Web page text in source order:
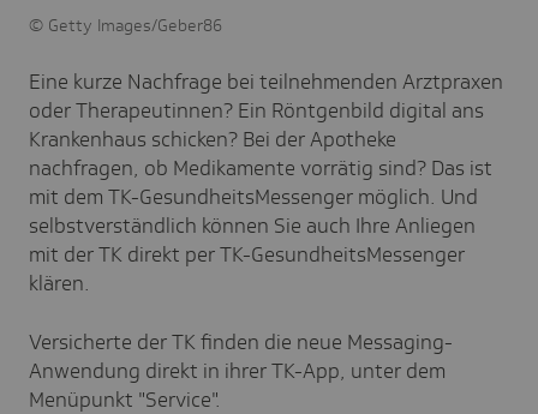
Getty Images/Geber86
Eine kurze Nachfrage bei teilnehmenden Arztpraxen
oder Therapeutinnen? Ein Röntgenbild digital ans
Krankenhaus schicken? Bei der Apotheke
nachfragen, ob Medikamente vorrätig sind? Das ist
mit dem TK-GesundheitsMessenger möglich. Und
selbstverständlich können Sie auch Ihre Anliegen
mit der TK direkt per TK-GesundheitsMessenger
klären.
Versicherte der TK finden die neue Messaging-
Anwendung direkt in ihrer TK-App, unter dem
Menüpunkt "Service".